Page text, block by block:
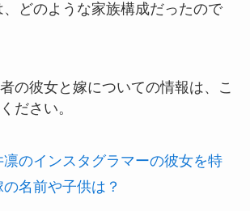
どのような家族構成だったので
の彼女と嫁についての情報は、こ
ださい。
凛のインスタグラマーの彼女を特
名前や子供は？